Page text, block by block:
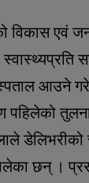
विकास एवं
आउने
डेलिभरीको
छन् ।